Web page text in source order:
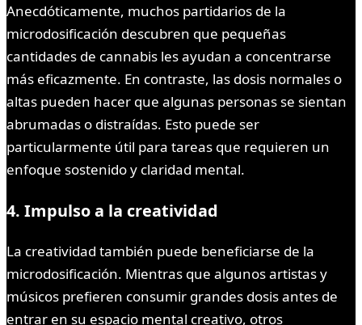
Anecdóticamente, muchos partidarios de la
microdosificación descubren que pequeñas
cantidades de cannabis les ayudan a concentrarse
más eficazmente. En contraste, las dosis normales o
altas pueden hacer que algunas personas se sientan
abrumadas o distraídas. Esto puede ser
particularmente útil para tareas que requieren un
enfoque sostenido y claridad mental.
4. Impulso a la creatividad
La creatividad también puede beneficiarse de la
microdosificación. Mientras que algunos artistas y
músicos prefieren consumir grandes dosis antes de
entrar en su espacio mental creativo, otros